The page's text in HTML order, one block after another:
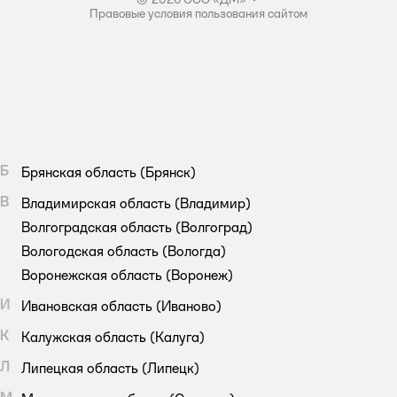
Правовые условия пользования сайтом
Б Брянская область (Брянск)
В
Владимирская область (Владимир)
Волгоградская область (Волгоград)
Вологодская область (Вологда)
Воронежская область (Воронеж)
И
Ивановская область (Иваново)
К
Калужская область (Калуга)
Л
Липецкая область (Липецк)